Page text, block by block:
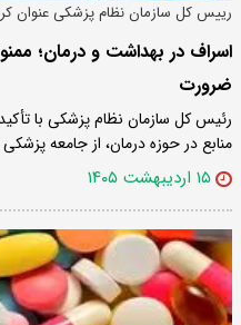
رییس کل سازمان نظام پزشکی عنوان
اسراف در بهداشت و درمان؛
ضرورت
رئیس کل سازمان نظام پزشکی با
منابع در حوزه درمان، از جامعه
۱۵ اردیبهشت ۱۴۰۵